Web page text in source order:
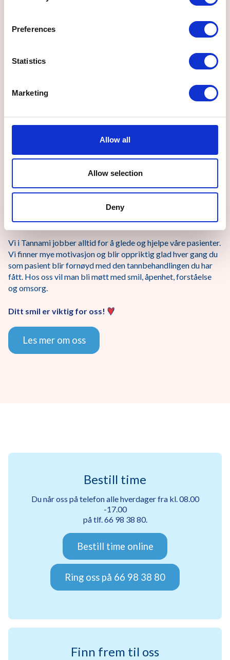
Preferences
Statistics
Marketing
Allow all
Allow selection
Deny
Dette er viktig
for oss
Vi i Tannami jobber alltid for å glede og hjelpe våre pasienter.
Vi finner mye motivasjon og blir oppriktig glad hver gang du
som pasient blir fornøyd med den tannbehandlingen du har
fått. Hos oss vil man bli møtt med smil, åpenhet, forståelse
og omsorg.
Ditt smil er viktig for oss!
Les mer om oss
Bestill time
Du når oss på telefon alle hverdager fra kl. 08.00
-17.00
på tlf. 66 98 38 80.
Bestill time online
Ring oss på 66 98 38 80
Finn frem til oss